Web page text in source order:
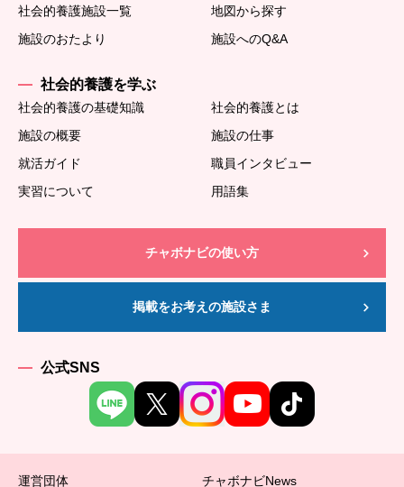
社会的養護施設一覧
地図から探す
施設のおたより
施設へのQ&A
社会的養護を学ぶ
社会的養護の基礎知識
社会的養護とは
施設の概要
施設の仕事
就活ガイド
職員インタビュー
実習について
用語集
チャボナビの使い方
掲載をお考えの施設さま
公式SNS
運営団体 チャボナビNews